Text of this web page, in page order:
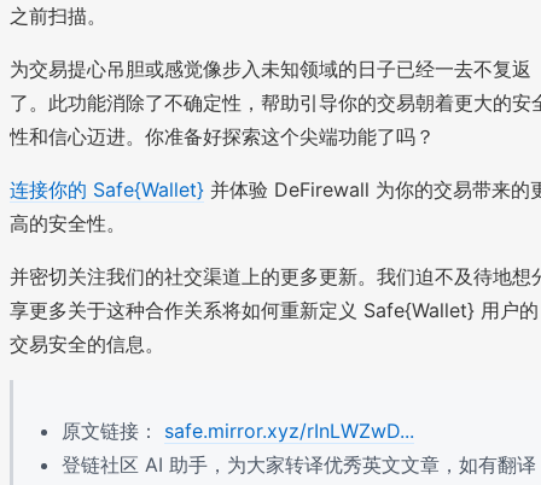
之前扫描。
为交易提心吊胆或感觉像步入未知领域的日子已经一去不复返
了。此功能消除了不确定性，帮助引导你的交易朝着更大的安
性和信心迈进。你准备好探索这个尖端功能了吗？
连接你的 Safe{Wallet} 并体验 DeFirewall 为你的交易带来的
高的安全性。
并密切关注我们的社交渠道上的更多更新。我们迫不及待地想
享更多关于这种合作关系将如何重新定义 Safe{Wallet} 用户的
交易安全的信息。
原文链接： safe.mirror.xyz/rInLWZwD...
登链社区 AI 助手，为大家转译优秀英文文章，如有翻译